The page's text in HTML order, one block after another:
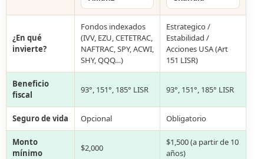
¿En qué
invierte?
Fondos indexados
(IVV, EZU, CETETRAC,
NAFTRAC, SPY, ACWI,
SHY, QQQ…)
Estrategico /
Estabilidad /
Acciones USA (Art
151 LISR)
Beneficio
fiscal
93°, 151°, 185° LISR 93°, 151°, 185° LISR
Seguro de vida Opcional Obligatorio
Monto
mínimo
$2,000
$1,500 (a partir de 10
años)